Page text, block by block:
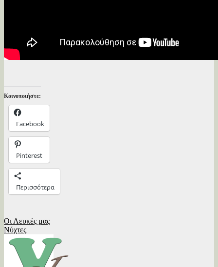
Κοινοποιήστε:
Facebook
Pinterest
Περισσότερα
Πλοήγηση
άρθρων
Οι Λευκές μας
Νύχτες